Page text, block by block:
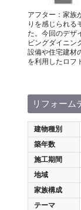
アフター：家族
りを感じられる
た。今回のデザ
ビングダイニン
設備や住宅建材
を利用したロフ
リフォーム
建物種別
築年数
施工期間
地域
家族構成
テーマ